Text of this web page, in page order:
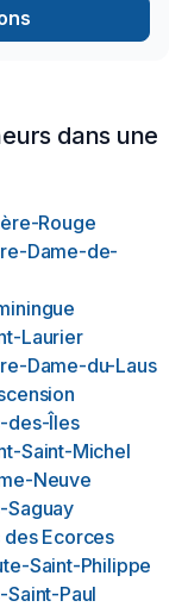
dans une
Rouge
Dame-de-
Laurier
Dame-du-Laus
des-Îles
Saint-Michel
Neuve
Saguay
des Ecorces
Saint-Philippe
Saint-Paul